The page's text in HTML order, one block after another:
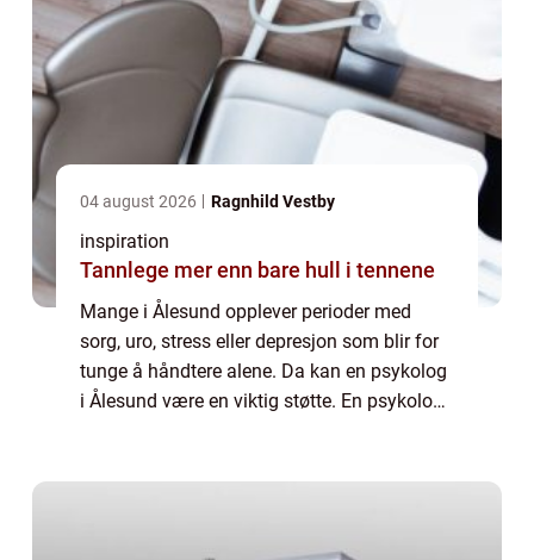
04 august 2026 Ragnhild Vestby
inspiration
Tannlege mer enn bare hull i tennene
Mange i Ålesund opplever perioder med
sorg, uro, stress eller depresjon som blir for
tunge å håndtere alene. Da kan en psykolog
i Ålesund være en viktig støtte. En psykolog